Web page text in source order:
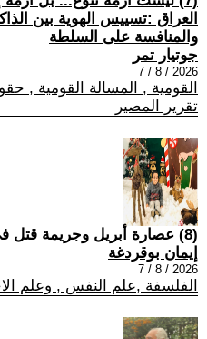
العراق :تسييس الهوية بين
والمنافسة على السلطة
جوتيار تمر
2026 / 8 / 7
القومية , المسالة القومية ,
تقرير المصير
(8) عصارة أبريل وجريمة قتل في الأوساط الكنسيّة
إيمان بوقردغة
2026 / 8 / 7
الفلسفة ,علم النفس , وعلم